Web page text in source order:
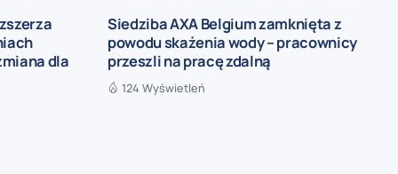
dla
Siedziba AXA Belgium zamknięta z
powodu skażenia wody – pracownicy
przeszli na pracę zdalną
124 Wyświetleń